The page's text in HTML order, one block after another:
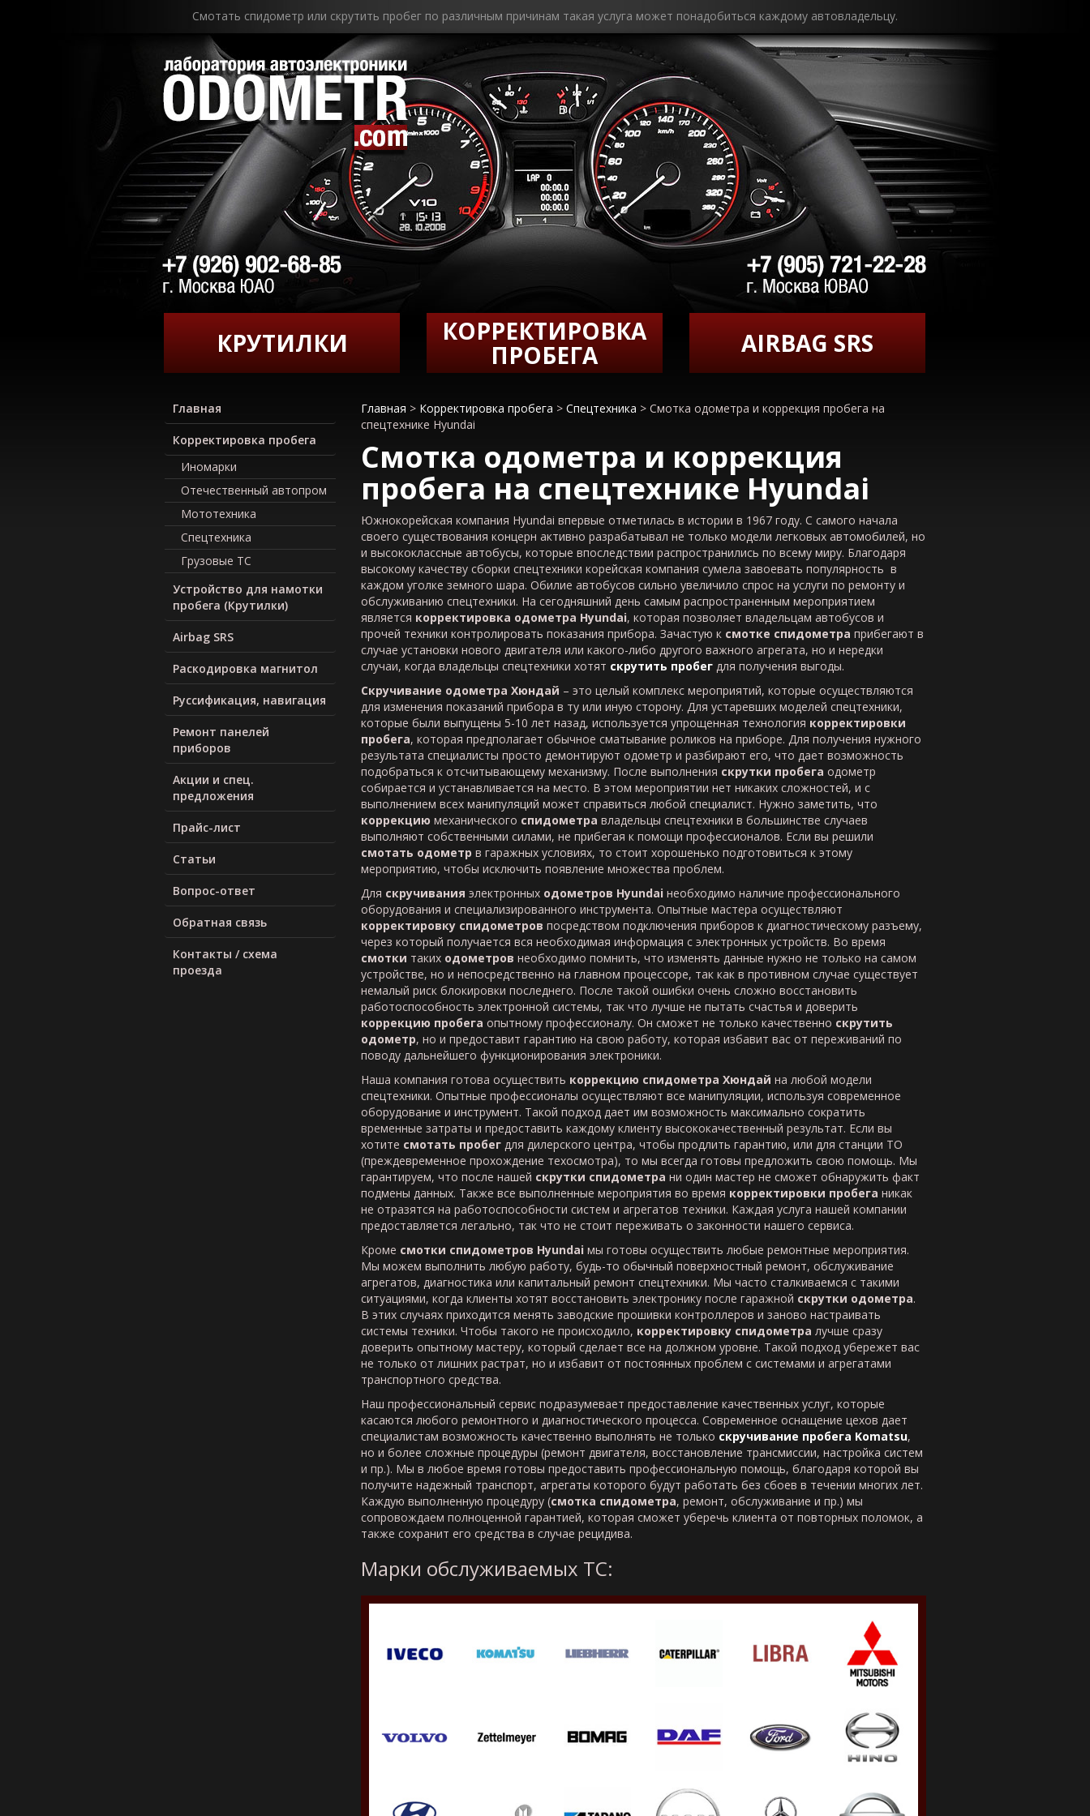
Смотать спидометр или скрутить пробег по различным причинам такая услуга может понадобиться каждому автовладельцу.
КРУТИЛКИ КОРРЕКТИРОВКА
ПРОБЕГА AIRBAG SRS
Главная
Корректировка пробега
Иномарки
Отечественный автопром
Мототехника
Спецтехника
Грузовые ТС
Устройство для намотки
пробега (Крутилки)
Airbag SRS
Раскодировка магнитол
Руcсификация, навигация
Ремонт панелей
приборов
Акции и спец.
предложения
Прайс-лист
Статьи
Вопрос-ответ
Обратная связь
Контакты / схема
проезда
Главная > Корректировка пробега > Спецтехника > Смотка одометра и коррекция пробега на
спецтехнике Hyundai
Смотка одометра и коррекция
пробега на спецтехнике Hyundai
Южнокорейская компания Hyundai впервые отметилась в истории в 1967 году. С самого начала
своего существования концерн активно разрабатывал не только модели легковых автомобилей, но
и высококлассные автобусы, которые впоследствии распространились по всему миру. Благодаря
высокому качеству сборки спецтехники корейская компания сумела завоевать популярность в
каждом уголке земного шара. Обилие автобусов сильно увеличило спрос на услуги по ремонту и
обслуживанию спецтехники. На сегодняшний день самым распространенным мероприятием
является корректировка одометра Hyundai, которая позволяет владельцам автобусов и
прочей техники контролировать показания прибора. Зачастую к смотке спидометра прибегают в
случае установки нового двигателя или какого-либо другого важного агрегата, но и нередки
случаи, когда владельцы спецтехники хотят скрутить пробегдля получения выгоды.
Скручивание одометра Хюндай – это целый комплекс мероприятий, которые осуществляются
для изменения показаний прибора в ту или иную сторону. Для устаревших моделей спецтехники,
которые были выпущены 5-10 лет назад, используется упрощенная технология корректировки
пробега, которая предполагает обычное сматывание роликов на приборе. Для получения нужного
результата специалисты просто демонтируют одометр и разбирают его, что дает возможность
подобраться к отсчитывающему механизму. После выполнения скрутки пробега одометр
собирается и устанавливается на место. В этом мероприятии нет никаких сложностей, и с
выполнением всех манипуляций может справиться любой специалист. Нужно заметить, что
коррекцию механического спидометра владельцы спецтехники в большинстве случаев
выполняют собственными силами, не прибегая к помощи профессионалов. Если вы решили
смотать одометр в гаражных условиях, то стоит хорошенько подготовиться к этому
мероприятию, чтобы исключить появление множества проблем.
Для скручивания электронных одометров Hyundaiнеобходимо наличие профессионального
оборудования и специализированного инструмента. Опытные мастера осуществляют
корректировку спидометров посредством подключения приборов к диагностическому разъему,
через который получается вся необходимая информация с электронных устройств. Во время
смотки таких одометров необходимо помнить, что изменять данные нужно не только на самом
устройстве, но и непосредственно на главном процессоре, так как в противном случае существует
немалый риск блокировки последнего. После такой ошибки очень сложно восстановить
работоспособность электронной системы, так что лучше не пытать счастья и доверить
коррекцию пробега опытному профессионалу. Он сможет не только качественно скрутить
одометр, но и предоставит гарантию на свою работу, которая избавит вас от переживаний по
поводу дальнейшего функционирования электроники.
Наша компания готова осуществить коррекцию спидометра Хюндай на любой модели
спецтехники. Опытные профессионалы осуществляют все манипуляции, используя современное
оборудование и инструмент. Такой подход дает им возможность максимально сократить
временные затраты и предоставить каждому клиенту высококачественный результат. Если вы
хотите смотать пробегдля дилерского центра, чтобы продлить гарантию, или для станции ТО
(преждевременное прохождение техосмотра), то мы всегда готовы предложить свою помощь. Мы
гарантируем, что после нашей скрутки спидометра ни один мастер не сможет обнаружить факт
подмены данных. Также все выполненные мероприятия во время корректировки пробега никак
не отразятся на работоспособности систем и агрегатов техники. Каждая услуга нашей компании
предоставляется легально, так что не стоит переживать о законности нашего сервиса.
Кроме смотки спидометров Hyundaiмы готовы осуществить любые ремонтные мероприятия.
Мы можем выполнить любую работу, будь-то обычный поверхностный ремонт, обслуживание
агрегатов, диагностика или капитальный ремонт спецтехники. Мы часто сталкиваемся с такими
ситуациями, когда клиенты хотят восстановить электронику после гаражной скрутки одометра.
В этих случаях приходится менять заводские прошивки контроллеров и заново настраивать
системы техники. Чтобы такого не происходило, корректировку спидометра лучше сразу
доверить опытному мастеру, который сделает все на должном уровне. Такой подход убережет вас
не только от лишних растрат, но и избавит от постоянных проблем с системами и агрегатами
транспортного средства.
Наш профессиональный сервис подразумевает предоставление качественных услуг, которые
касаются любого ремонтного и диагностического процесса. Современное оснащение цехов дает
специалистам возможность качественно выполнять не только скручивание пробега Komatsu,
но и более сложные процедуры (ремонт двигателя, восстановление трансмиссии, настройка систем
и пр.). Мы в любое время готовы предоставить профессиональную помощь, благодаря которой вы
получите надежный транспорт, агрегаты которого будут работать без сбоев в течении многих лет.
Каждую выполненную процедуру (смотка спидометра, ремонт, обслуживание и пр.) мы
сопровождаем полноценной гарантией, которая сможет уберечь клиента от повторных поломок, а
также сохранит его средства в случае рецидива.
Марки обслуживаемых ТС: